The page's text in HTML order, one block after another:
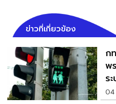
ข่าวที่เกี่ยวข้อง
ก
พ
ร